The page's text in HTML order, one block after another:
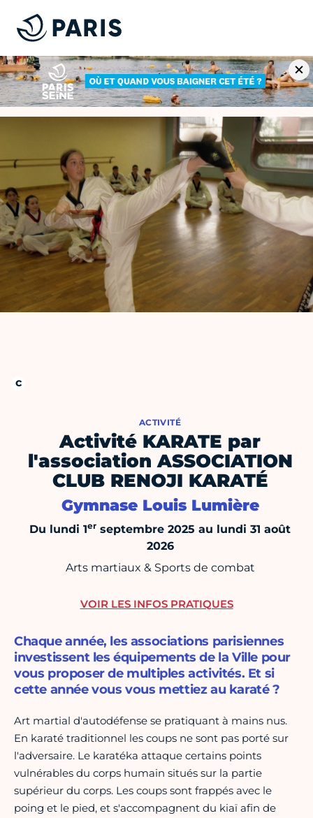
ACTIVITÉ
Activité KARATE par
l'association ASSOCIATION
CLUB RENOJI KARATÉ
Gymnase Louis Lumière
Du lundi 1er septembre 2025 au lundi 31 août
2026
Arts martiaux & Sports de combat
Chaque année, les associations parisiennes
investissent les équipements de la Ville pour
vous proposer de multiples activités. Et si
cette année vous vous mettiez au karaté ?
Art martial d'autodéfense se pratiquant à mains nus.
En karaté traditionnel les coups ne sont pas porté sur
l'adversaire. Le karatéka attaque certains points
vulnérables du corps humain situés sur la partie
supérieur du corps. Les coups sont frappés avec le
poing et le pied, et s'accompagnent du kiaï afin de
VOIR LES INFOS PRATIQUES